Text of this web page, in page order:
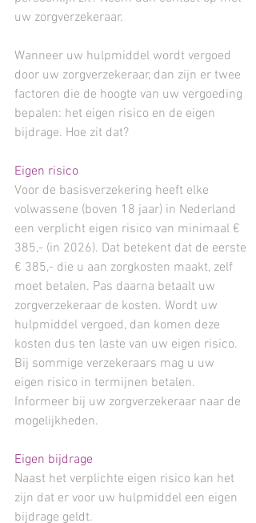
uw zorgverzekeraar.
Wanneer uw hulpmiddel wordt vergoed
door uw zorgverzekeraar, dan zijn er twee
factoren die de hoogte van uw vergoeding
bepalen: het eigen risico en de eigen
bijdrage. Hoe zit dat?
Eigen risico
Voor de basisverzekering heeft elke
volwassene (boven 18 jaar) in Nederland
een verplicht eigen risico van minimaal €
385,- (in 2026). Dat betekent dat de eerste
€ 385,- die u aan zorgkosten maakt, zelf
moet betalen. Pas daarna betaalt uw
zorgverzekeraar de kosten. Wordt uw
hulpmiddel vergoed, dan komen deze
kosten dus ten laste van uw eigen risico.
Bij sommige verzekeraars mag u uw
eigen risico in termijnen betalen.
Informeer bij uw zorgverzekeraar naar de
mogelijkheden.
Eigen bijdrage
Naast het verplichte eigen risico kan het
zijn dat er voor uw hulpmiddel een eigen
bijdrage geldt.